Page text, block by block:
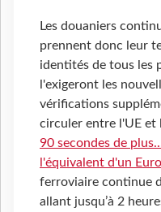
Les douaniers
prennent donc leur
identités de tous les
l'exigeront les
vérifications
circuler entre l'UE et
90 secondes de
l'équivalent d'un
ferroviaire continue
allant jusqu’à 2